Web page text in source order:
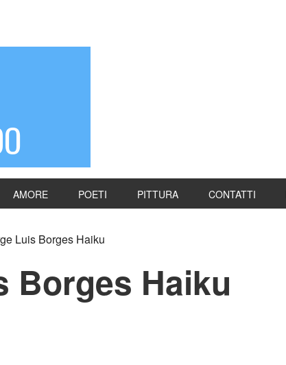
AMORE POETI PITTURA CONTATTI
Luis Borges Haiku
Borges Haiku